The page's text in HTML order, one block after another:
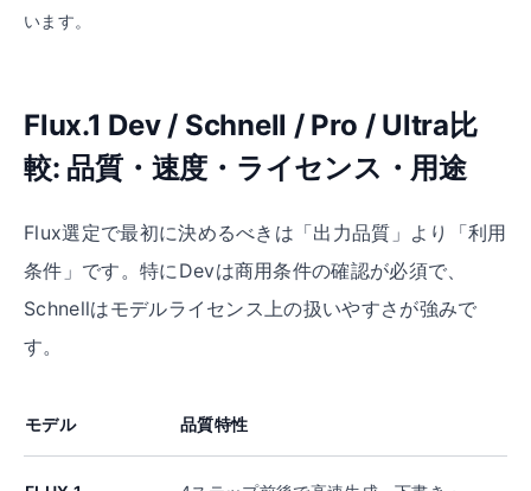
います。
Flux.1 Dev / Schnell / Pro / Ultra比
較: 品質・速度・ライセンス・用途
Flux選定で最初に決めるべきは「出力品質」より「利用
条件」です。特にDevは商用条件の確認が必須で、
Schnellはモデルライセンス上の扱いやすさが強みで
す。
モデル 品質特性